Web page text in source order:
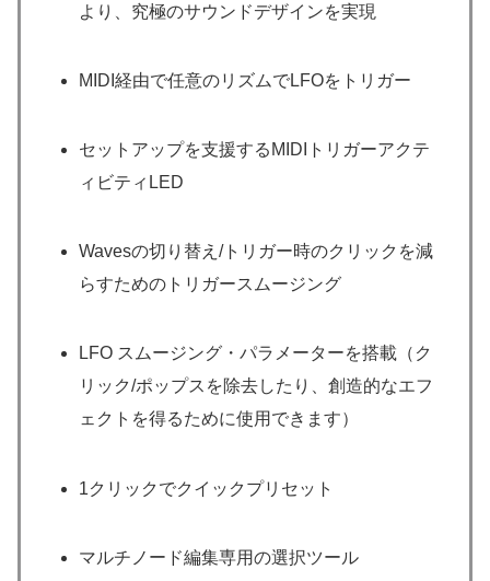
より、究極のサウンドデザインを実現
MIDI経由で任意のリズムでLFOをトリガー
セットアップを支援するMIDIトリガーアクテ
ィビティLED
Wavesの切り替え/トリガー時のクリックを減
らすためのトリガースムージング
LFO スムージング・パラメーターを搭載（ク
リック/ポップスを除去したり、創造的なエフ
ェクトを得るために使用できます）
1クリックでクイックプリセット
マルチノード編集専用の選択ツール